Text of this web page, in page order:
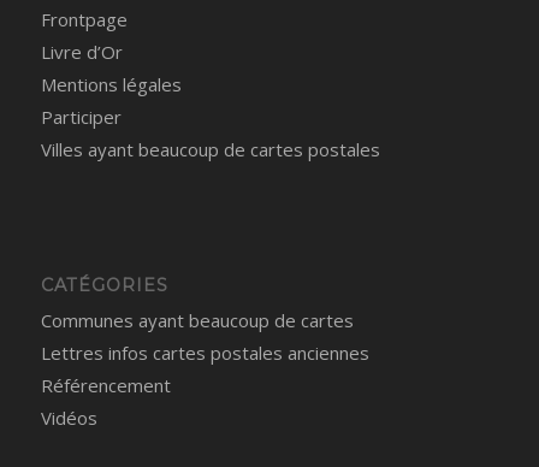
Frontpage
Livre d’Or
Mentions légales
Participer
Villes ayant beaucoup de cartes postales
CATÉGORIES
Communes ayant beaucoup de cartes
Lettres infos cartes postales anciennes
Référencement
Vidéos